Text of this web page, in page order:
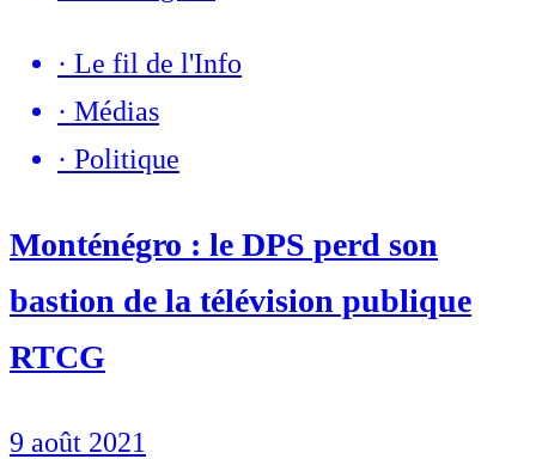
· Le fil de l'Info
· Médias
· Politique
Monténégro : le DPS perd son
bastion de la télévision publique
RTCG
9 août 2021